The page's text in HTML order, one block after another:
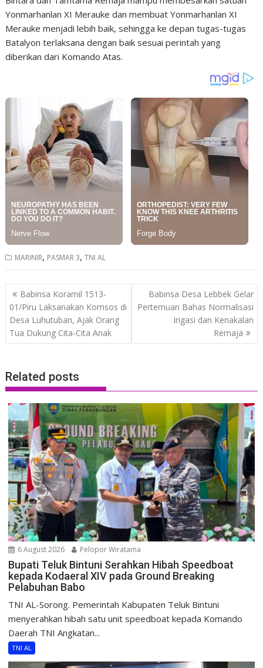
Yonmarhanlan XI Merauke dan membuat Yonmarhanlan XI
Merauke menjadi lebih baik, sehingga ke depan tugas-tugas
Batalyon terlaksana dengan baik sesuai perintah yang
diberikan dari Komando Atas.
MARINIR, PASMAR 3,TNI AL
Post
navigation
Babinsa Koramil 1513-
01/Piru Laksanakan Komsos di
Desa Luhutuban, Ajak Orang
Tua Dukung Cita-Cita Anak
Babinsa Desa Lebbek Gelar
Pertemuan Bahas Normalisasi
Irigasi dan Kenakalan
Remaja
Related posts
6 August 2026 Pelopor Wiratama
Bupati Teluk Bintuni Serahkan Hibah Speedboat
kepada Kodaeral XIV pada Ground Breaking
Pelabuhan Babo
TNI AL-Sorong. Pemerintah Kabupaten Teluk Bintuni
menyerahkan hibah satu unit speedboat kepada Komando
Daerah TNI Angkatan...
TNI AL